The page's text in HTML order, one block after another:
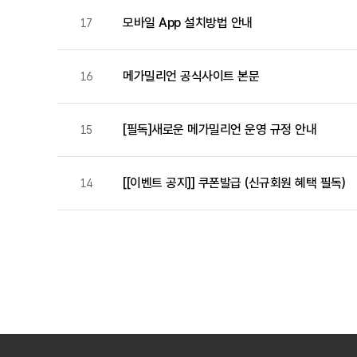
17 모바일 App 설치방법 안내
16 메가밀리언 공식사이트 본문
15 [필독]새로운 메가밀리언 운영 규정 안내
14 [[이벤트 공지]] 쿠폰발급 (신규회원 혜택 필독)